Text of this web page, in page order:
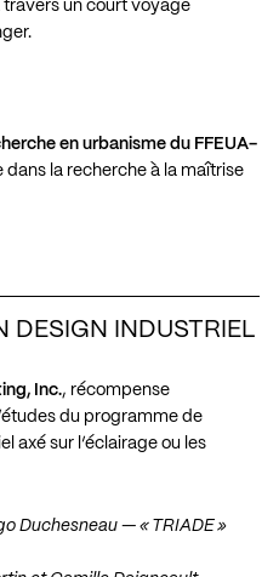
un court voyage
en urbanisme du FFEUA-
dans la recherche à la maîtrise
DESIGN INDUSTRIEL
Inc., récompense
du programme de
axé sur l’éclairage ou les
Duchesneau — « TRIADE »